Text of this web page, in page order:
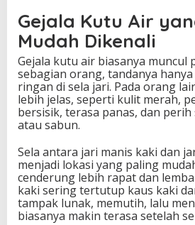
Gejala Kutu Air
Mudah Dikenali
Gejala kutu air biasanya muncul
sebagian orang, tandanya
ringan di sela jari. Pada orang
lebih jelas, seperti kulit merah,
bersisik, terasa panas, dan
atau sabun.
Sela antara jari manis kaki dan
menjadi lokasi yang paling
cenderung lebih rapat dan
kaki sering tertutup kaus kaki
tampak lunak, memutih, lalu
biasanya makin terasa setelah